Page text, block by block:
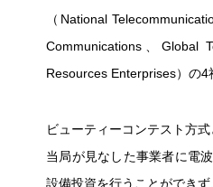
（National
Communications、Global
Resources Enterprises）の4
ビューティーコンテスト方
当局が見なした事業者に電
設備投資を行うことができ